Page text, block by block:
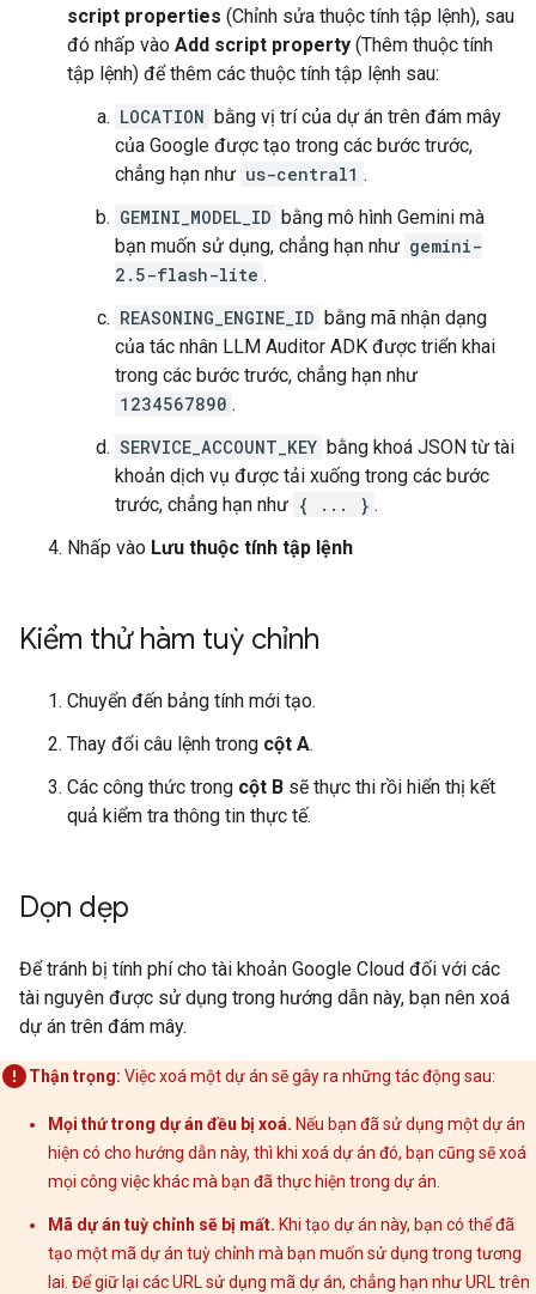
script properties (Chỉnh sửa thuộc tính tập lệnh), sau
đó nhấp vào Add script property (Thêm thuộc tính
tập lệnh) để thêm các thuộc tính tập lệnh sau:
LOCATION bằng vị trí của dự án trên đám mây
của Google được tạo trong các bước trước,
chẳng hạn như us-central1 .
GEMINI_MODEL_ID bằng mô hình Gemini mà
bạn muốn sử dụng, chẳng hạn như gemini-
2.5-flash-lite .
REASONING_ENGINE_ID bằng mã nhận dạng
của tác nhân LLM Auditor ADK được triển khai
trong các bước trước, chẳng hạn như
1234567890 .
SERVICE_ACCOUNT_KEY bằng khoá JSON từ tài
khoản dịch vụ được tải xuống trong các bước
trước, chẳng hạn như { ... } .
Nhấp vào Lưu thuộc tính tập lệnh
Kiểm thử hàm tuỳ chỉnh
Chuyển đến bảng tính mới tạo.
Thay đổi câu lệnh trong cột A.
Các công thức trong cột B sẽ thực thi rồi hiển thị kết
quả kiểm tra thông tin thực tế.
Dọn dẹp
Để tránh bị tính phí cho tài khoản Google Cloud đối với các
tài nguyên được sử dụng trong hướng dẫn này, bạn nên xoá
dự án trên đám mây.
Thận trọng: Việc xoá một dự án sẽ gây ra những tác động sau:
Mọi thứ trong dự án đều bị xoá. Nếu bạn đã sử dụng một dự án
hiện có cho hướng dẫn này, thì khi xoá dự án đó, bạn cũng sẽ xoá
mọi công việc khác mà bạn đã thực hiện trong dự án.
Mã dự án tuỳ chỉnh sẽ bị mất. Khi tạo dự án này, bạn có thể đã
tạo một mã dự án tuỳ chỉnh mà bạn muốn sử dụng trong tương
lai. Để giữ lại các URL sử dụng mã dự án, chẳng hạn như URL trên